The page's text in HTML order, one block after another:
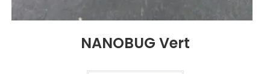
NANOBUG Vert